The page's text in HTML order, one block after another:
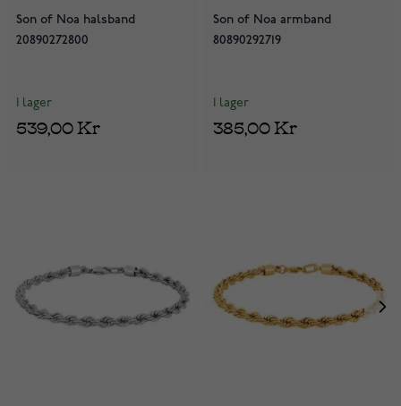
Son of Noa halsband
20890272800
I lager
539,00 Kr
Son of Noa armband
80890292719
I lager
385,00 Kr